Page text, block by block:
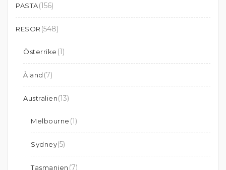
PASTA(156)
RESOR (548)
Österrike (1)
Åland (7)
Australien(13)
Melbourne (1)
Sydney(5)
Tasmanien (7)